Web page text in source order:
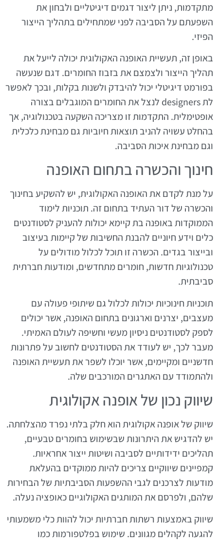
מתקדמות, ניתן ליצור דגמים דיגיטליים ולבחון את
השפעתם על הסביבה לפני שמתחילים בתהליך הייצור
הפיזי.
באופן זה, תעשיית האופנה האקולוגית יכולה לייעל את
תהליך הייצור ולצמצם את בזבוז החומרים. דגם שנעשה
בפורמט דיגיטלי יכול להיבדק ולשנות בקלות, ובכך לאפשר
לת designers לנצל את החומרים המוגבלים בצורה
אופטימלית. התקדמות זו מצריכה השקעה בטכנולוגיה, אך
בהחלט עשויה להניב תוצאות חיוביות גם מבחינת כלכלית
וגם מבחינת איכות הסביבה.
חינוך והכשרה בתחום האופנה
על מנת לקדם את האופנה האקולוגית, יש להשקיע בחינוך
והכשרה של דור העתיד בתחום זה. תוכניות לימוד
הממוקדות באופנה בת קיימא יכולות להעניק לסטודנטים
כלים וידע חיוניים להבנת החשיבות של קיימות בעיצוב
ובייצור בגדים. הכשרה זו תוכל לכלול מודולים על
טכנולוגיות חדשות, חומרים מתחדשים, ומודעות חברתית
סביבתית.
תוכניות חינוכיות יכולות לכלול גם שיתופי פעולה עם
מעצבים, יצרנים וארגונים בתחום האופנה, אשר יכולים
לספק לסטודנטים ניסיון מעשי וחשיפה לעולם האמיתי.
מעבר לכך, יש לעודד את הסטודנטים לחשוב על פתרונות
חדשניים ומקיימים, אשר יוכלו לשפר את תעשיית האופנה
ולהתמודד עם האתגרים המורכבים שלה.
שיווק נכון של אופנה אקולוגית
שיווק של אופנה אקולוגית הוא חלק בלתי נפרד מהצלחתה.
יש להדגיש את היתרונות שבשימוש בחומרים טבעיים,
תהליכים ידידותיים לסביבה ושיטות ייצור אחראיות.
קמפיינים שיווקיים צריכים להיות ממוקדים בהעלאת
מודעות לצרכנים לגבי ההשפעות הסביבתיות של הבחירות
שלהם, ולפרסם את המותגים האקולוגיים כאופציה נעלה.
שיווק באמצעות רשתות חברתיות יכול להוות כלי משמעותי
להגעה לקהלים מגוונים. שימוש בפלטפורמות כמו